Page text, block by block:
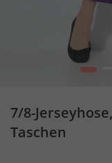
1
7/8-
Taschen